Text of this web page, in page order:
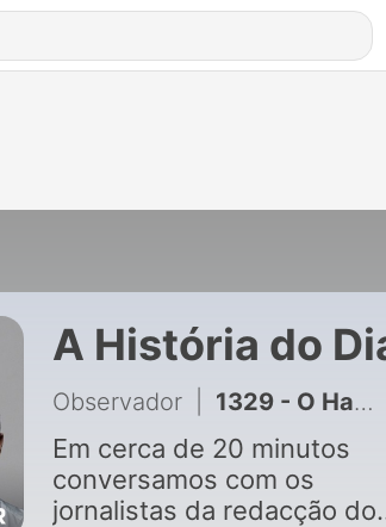
A História do
Observador 1329 - O Hamas está mesmo disposto a desarmar?
Em cerca de 20 minutos
conversamos com os
jornalistas da redacção do